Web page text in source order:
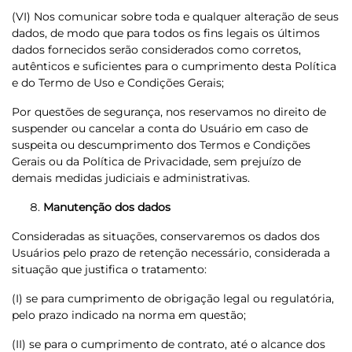
(VI) Nos comunicar sobre toda e qualquer alteração de seus
dados, de modo que para todos os fins legais os últimos
dados fornecidos serão considerados como corretos,
autênticos e suficientes para o cumprimento desta Política
e do Termo de Uso e Condições Gerais;
Por questões de segurança, nos reservamos no direito de
suspender ou cancelar a conta do Usuário em caso de
suspeita ou descumprimento dos Termos e Condições
Gerais ou da Política de Privacidade, sem prejuízo de
demais medidas judiciais e administrativas.
Manutenção dos dados
Consideradas as situações, conservaremos os dados dos
Usuários pelo prazo de retenção necessário, considerada a
situação que justifica o tratamento:
(I) se para cumprimento de obrigação legal ou regulatória,
pelo prazo indicado na norma em questão;
(II) se para o cumprimento de contrato, até o alcance dos